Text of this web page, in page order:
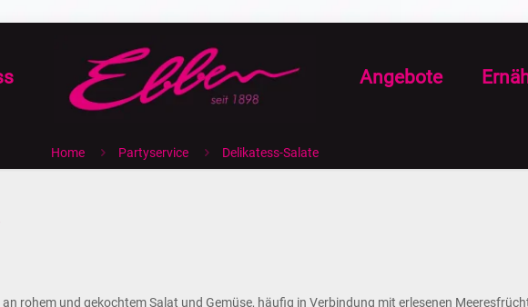
Angebote
Home Partyservice Delikatess-Salate
rohem und gekochtem Salat und Gemüse, häufig in Verbindung mit erlesenen